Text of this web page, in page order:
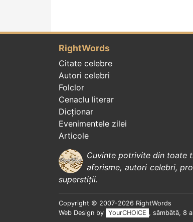
RightWords
Citate celebre
Autori celebri
Folclor
Cenaclu literar
Dicționar
Evenimentele zilei
Articole
Cuvinte potrivite din toate
aforisme, autori celebri,
superstiții.
Copyright © 2007-2026 RightWords
Web Design by
YourCHOICE , sâmbătă, 8